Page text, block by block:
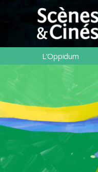
Scènes
&
Cinés
L’Oppidum